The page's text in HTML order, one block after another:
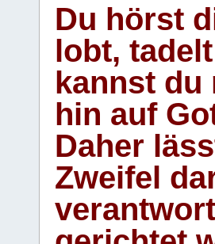
Du hörst
lobt,
kannst du
hin auf
Daher
Zweifel